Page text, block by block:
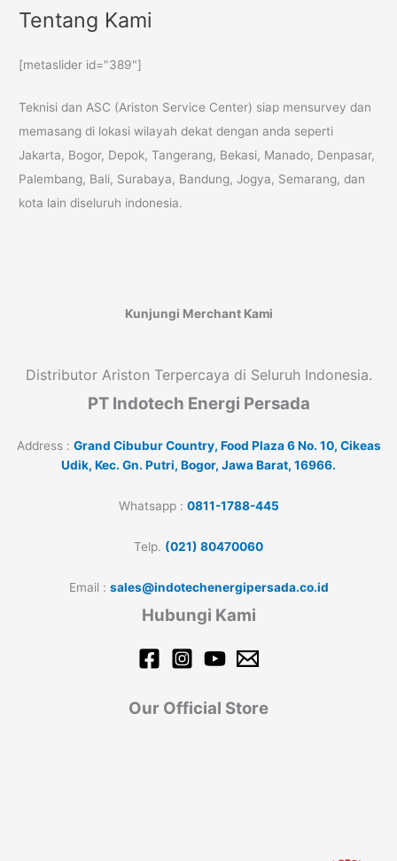
Tentang Kami
[metaslider id="389"]
Teknisi dan ASC (Ariston Service Center) siap mensurvey dan
memasang di lokasi wilayah dekat dengan anda seperti
Jakarta, Bogor, Depok, Tangerang, Bekasi, Manado, Denpasar,
Palembang, Bali, Surabaya, Bandung, Jogya, Semarang, dan
kota lain diseluruh indonesia.
Kunjungi Merchant Kami
Distributor Ariston Terpercaya di Seluruh Indonesia.
PT Indotech Energi Persada
Address : Grand Cibubur Country, Food Plaza 6 No. 10, Cikeas
Udik, Kec. Gn. Putri, Bogor, Jawa Barat, 16966.
Whatsapp : 0811-1788-445
Telp. (021) 80470060
Email : sales@indotechenergipersada.co.id
Hubungi Kami
Our Official Store